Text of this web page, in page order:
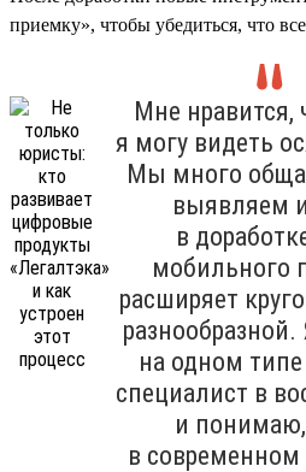
приемку», чтобы убедиться, что
Мне нравится,
я могу видеть
Мы много
выявляем
в
мобильного
расширяет
на одном типе
специалист в
и
в